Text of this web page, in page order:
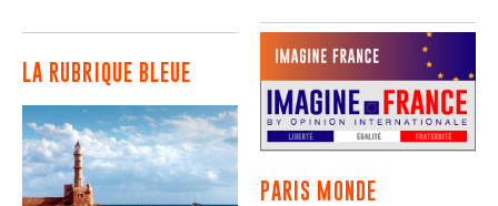
LA RUBRIQUE BLEUE
PARIS MONDE